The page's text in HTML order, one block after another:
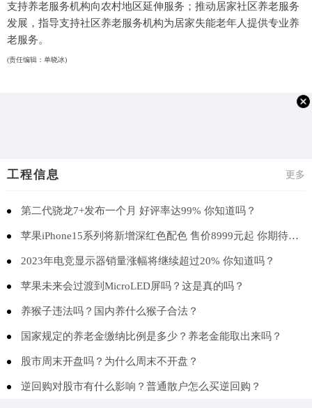
支持养老服务机构向农村地区延伸服务；推动居家社区养老服务
发展，指导支持社区养老服务机构为居家失能老年人提供专业养
老服务。
(责任编辑：单晓冰)
工程信息 更多
第二代骁龙7+发布一个月 好评率达99% 你知道吗？
苹果iPhone15系列将新增深红色配色 售价8999元起 你期待吗？
2023年电竞显示器销量涨幅将继续超过20% 你知道吗？
苹果未来会过渡到MicroLED屏吗？这是真的吗？
养猴子违法吗？国内养什么猴子合法？
国家规定的养老金缴纳比例是多少？养老金能取出来吗？
股市周末开盘吗？为什么周末不开盘？
逆回购对股市有什么影响？普通散户怎么买逆回购？